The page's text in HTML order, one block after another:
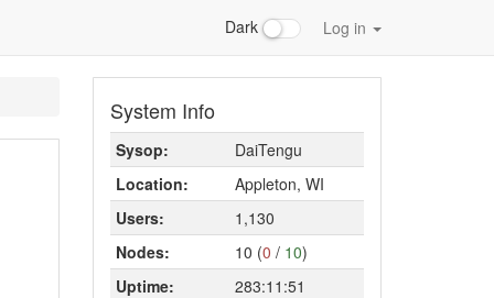
Dark Log in
System Info
Sysop:
DaiTengu
Location:
Appleton, WI
Users:
1,130
Nodes:
10 (0 / 10)
Uptime:
283:11:51